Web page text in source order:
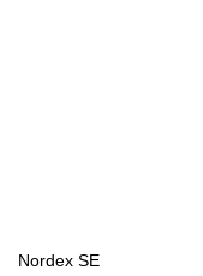
Nordex SE